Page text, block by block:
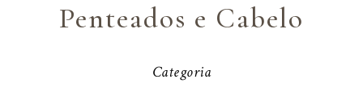
Penteados e Cabelo
Categoria